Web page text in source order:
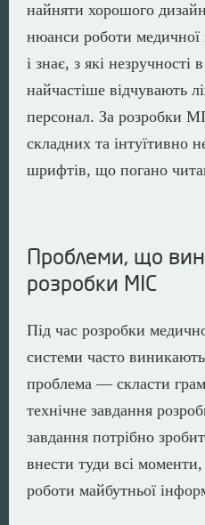
найняти хорошого
нюанси роботи медичної
і знає, з які незручності
найчастіше відчувають
персонал. За розробки
складних та інтуїтивно
шрифтів, що погано
Проблеми, що
розробки МІС
Під час розробки
системи часто
проблема — скласти
технічне завдання
завдання потрібно
внести туди всі моменти,
роботи майбутньої